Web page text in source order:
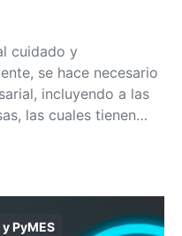
cuidado y
se hace necesario
incluyendo a las
las cuales tienen…
PyMES